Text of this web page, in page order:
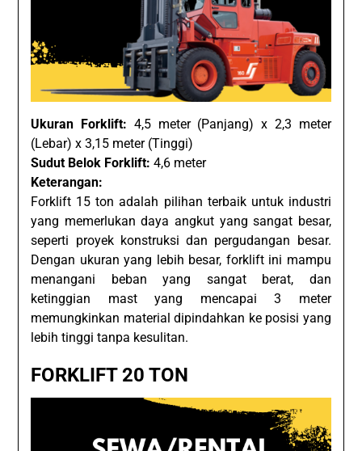
Ukuran Forklift: 4,5 meter (Panjang) x 2,3 meter
(Lebar) x 3,15 meter (Tinggi)
Sudut Belok Forklift: 4,6 meter
Keterangan:
Forklift 15 ton adalah pilihan terbaik untuk industri
yang memerlukan daya angkut yang sangat besar,
seperti proyek konstruksi dan pergudangan besar.
Dengan ukuran yang lebih besar, forklift ini mampu
menangani beban yang sangat berat, dan
ketinggian mast yang mencapai 3 meter
memungkinkan material dipindahkan ke posisi yang
lebih tinggi tanpa kesulitan.
FORKLIFT 20 TON